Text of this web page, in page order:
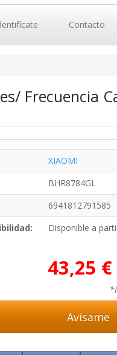
Contacto
Frecuencia
XIAOMI
BHR8784GL
6941812791585
Disponible a
43,25 €
Avísame